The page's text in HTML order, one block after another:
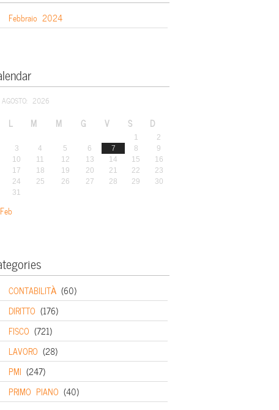
Febbraio 2024
AGOSTO: 2026
L M M G V S D
1
2
3
4 5 6 7 8
9
10
11 12 13 14 15
16
17
18 19 20 21 22
23
24
25 26 27 28 29
30
31
CONTABILITÀ (60)
DIRITTO (176)
FISCO (721)
LAVORO (28)
PMI (247)
PRIMO PIANO (40)